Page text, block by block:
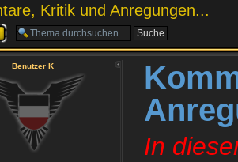
Kritik und Anregungen...
Benutzer K
In